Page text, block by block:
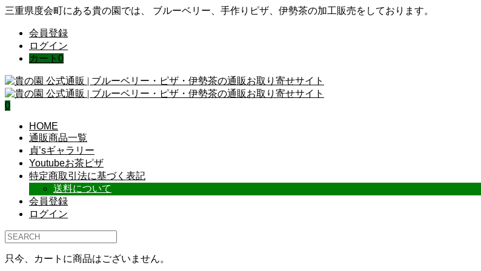
三重県度会町にある貴の園では、 ブルーベリー、手作りピザ、伊勢茶の加工販売をしております。
会員登録
ログイン
カート 0
0
HOME
通販商品一覧
貞’sギャラリー
Youtubeお茶ピザ
特定商取引法に基づく表記
送料について
会員登録
ログイン
只今、カートに商品はございません。